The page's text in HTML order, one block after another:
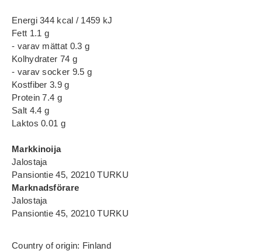
Energi 344 kcal / 1459 kJ
Fett 1.1 g
- varav mättat 0.3 g
Kolhydrater 74 g
- varav socker 9.5 g
Kostfiber 3.9 g
Protein 7.4 g
Salt 4.4 g
Laktos 0.01 g
Markkinoija
Jalostaja
Pansiontie 45, 20210 TURKU
Marknadsförare
Jalostaja
Pansiontie 45, 20210 TURKU
Country of origin: Finland